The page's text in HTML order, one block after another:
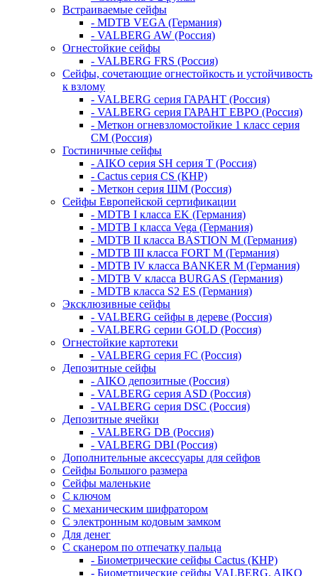
Встраиваемые сейфы
- MDTB VEGA (Германия)
- VALBERG AW (Россия)
Огнестойкие сейфы
- VALBERG FRS (Россия)
Сейфы, сочетающие огнестойкость и устойчивость
к взлому
- VALBERG серия ГАРАНТ (Россия)
- VALBERG серия ГАРАНТ ЕВРО (Россия)
- Меткон огневзломостойкие 1 класс серия
СМ (Россия)
Гостиничные сейфы
- AIKO серия SH серия Т (Россия)
- Cactus серия CS (КНР)
- Меткон серия ШМ (Россия)
Сейфы Европейской сертификации
- MDTB I класса EK (Германия)
- MDTB I класса Vega (Германия)
- MDTB II класса BASTION M (Германия)
- MDTB III класса FORT M (Германия)
- MDTB IV класса BANKER M (Германия)
- MDTB V класса BURGAS (Германия)
- MDTB класса S2 ES (Германия)
Эксклюзивные сейфы
- VALBERG сейфы в дереве (Россия)
- VALBERG серии GOLD (Россия)
Огнестойкие картотеки
- VALBERG серия FC (Россия)
Депозитные сейфы
- AIKO депозитные (Россия)
- VALBERG серия ASD (Россия)
- VALBERG серия DSC (Россия)
Депозитные ячейки
- VALBERG DB (Россия)
- VALBERG DBI (Россия)
Дополнительные аксессуары для сейфов
Сейфы Большого размера
Сейфы маленькие
С ключом
С механическим шифратором
С электронным кодовым замком
Для денег
С сканером по отпечатку пальца
- Биометрические сейфы Cactus (КНР)
- Биометрические сейфы VALBERG, AIKO